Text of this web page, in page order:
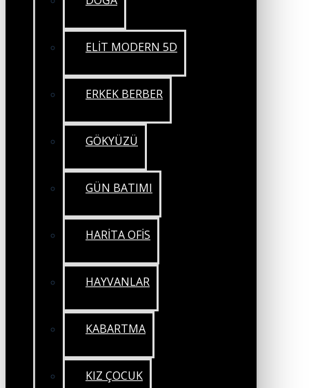
ELİT MODERN 5D
ERKEK BERBER
GÖKYÜZÜ
GÜN BATIMI
HARİTA OFİS
HAYVANLAR
KABARTMA
KIZ ÇOCUK